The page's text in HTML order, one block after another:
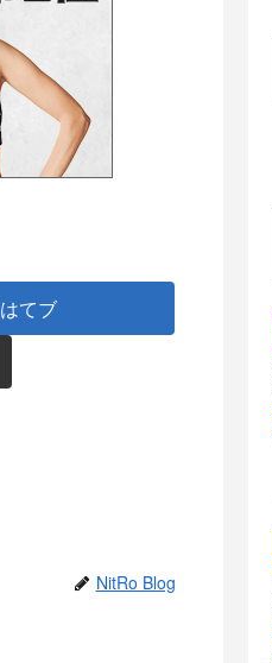
はてブ
NitRo Blog